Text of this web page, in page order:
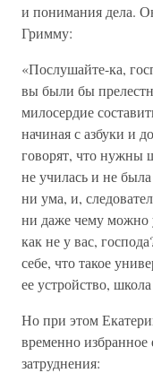
и понимания дела.
Гримму:
«Послушайте-ка,
вы были бы
милосердие
начиная с азбуки и
говорят, что нужны
не училась и не
ни ума, и,
ни даже чему можно
как не у вас,
себе, что такое
ее устройство,
Но при этом
временно
затруднения: